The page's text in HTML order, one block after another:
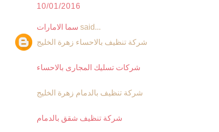
10/01/2016
سما الامارات said...
شركة تنظيف بالاحساء زهرة الخليج
شركات تسليك المجارى بالاحساء
شركة تنظيف بالدمام زهرة الخليج
شركة تنظيف شقق بالدمام